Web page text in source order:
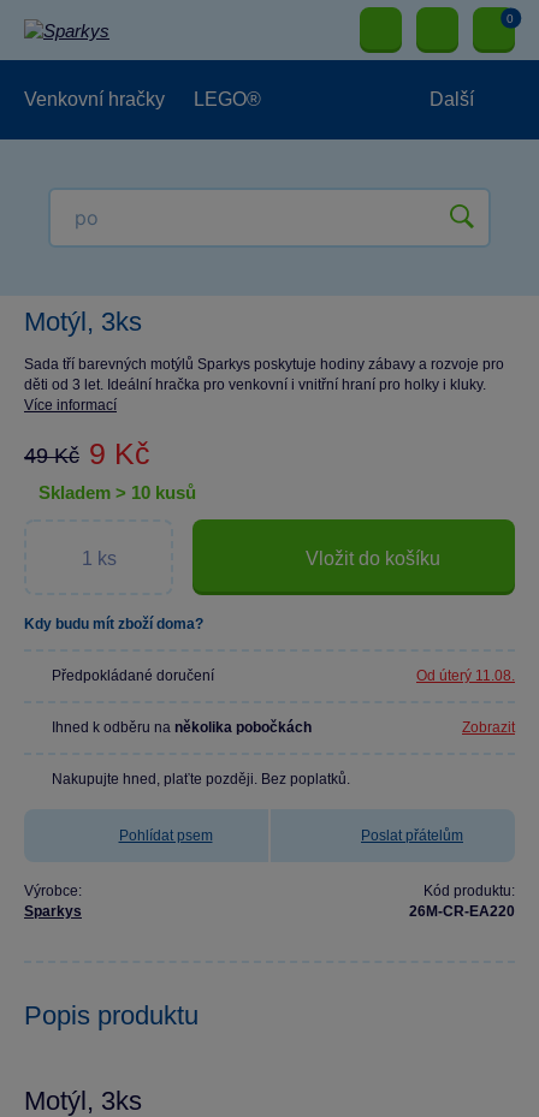
0
Venkovní hračky LEGO® Další
Motýl, 3ks
Sada tří barevných motýlů Sparkys poskytuje hodiny zábavy a rozvoje pro
děti od 3 let. Ideální hračka pro venkovní i vnitřní hraní pro holky i kluky.
Více informací
49 Kč 9 Kč
skladem > 10 kusů
Vložit do košíku
Kdy budu mít zboží doma?
Předpokládané doručení Od úterý 11.08.
Ihned k odběru na několika pobočkách Zobrazit
Nakupujte hned, plaťte později. Bez poplatků.
Pohlídat psem Poslat přátelům
Výrobce:
Sparkys
Kód produktu:
26M-CR-EA220
Popis produktu
Motýl, 3ks